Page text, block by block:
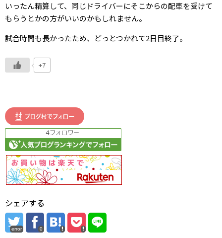
いったん精算して、同じドライバーにそこからの配車を受けて
もらうとかの方がいいのかもしれません。
試合時間も長かったため、どっとつかれて2日目終了。
+7
シェアする
error 0